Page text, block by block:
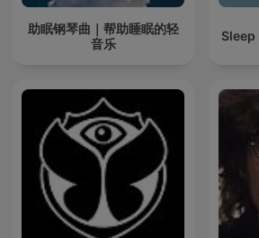
助眠钢琴曲｜帮助睡眠的轻
音乐